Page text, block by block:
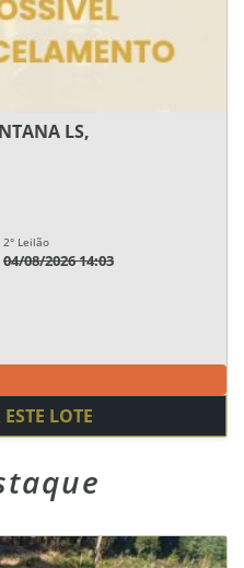
LS,
2° Leilão
04/08/2026 14:03
LOTE